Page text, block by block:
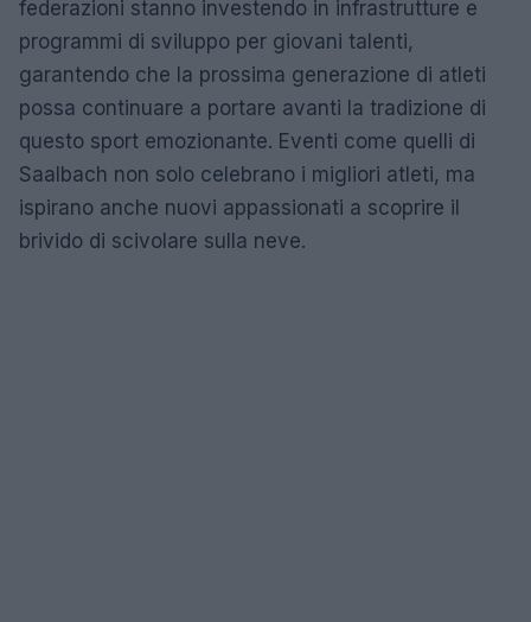
federazioni stanno investendo in infrastrutture e
programmi di sviluppo per giovani talenti,
garantendo che la prossima generazione di atleti
possa continuare a portare avanti la tradizione di
questo sport emozionante. Eventi come quelli di
Saalbach non solo celebrano i migliori atleti, ma
ispirano anche nuovi appassionati a scoprire il
brivido di scivolare sulla neve.